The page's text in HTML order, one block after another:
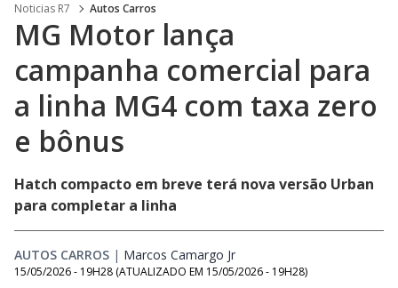
Noticias R7 Autos Carros
MG Motor lança
campanha comercial para
a linha MG4 com taxa zero
e bônus
Hatch compacto em breve terá nova versão Urban
para completar a linha
AUTOS CARROS | Marcos Camargo Jr
15/05/2026 - 19H28 (ATUALIZADO EM 15/05/2026 - 19H28)